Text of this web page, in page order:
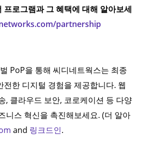
프로그램과 그 혜택에 대해 알아보세
partnership
PoP을 통해 씨디네트웍스는 최종
한 디지털 경험을 제공합니다. 웹
, 클라우드 보안, 코로케이션 등 다양
니스 혁신을 촉진해보세요. (더 알아
and 링크드인.